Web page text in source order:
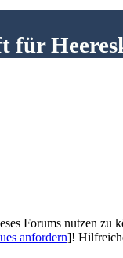
für
Forums nutzen zu
anfordern]!